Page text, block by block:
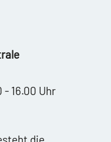
- 16.00 Uhr